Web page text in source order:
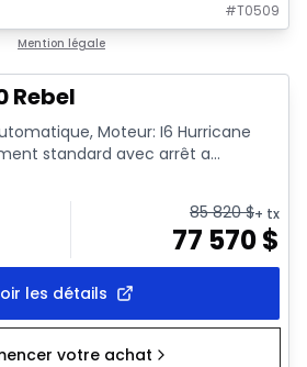
#T0509
Mention légale
Rebel
Moteur: I6 Hurricane
standard avec arrêt a...
85 820$+ tx
77 570$
les détails
votre achat